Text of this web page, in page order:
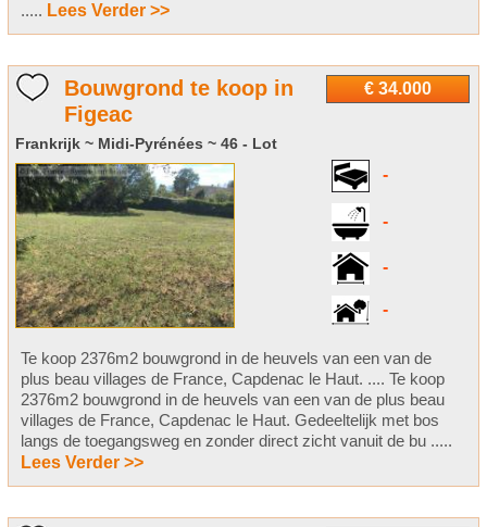
..... Lees Verder >>
€ 34.000
Bouwgrond te koop in
Figeac
Frankrijk ~ Midi-Pyrénées ~ 46 - Lot
-
-
-
-
Te koop 2376m2 bouwgrond in de heuvels van een van de
plus beau villages de France, Capdenac le Haut. .... Te koop
2376m2 bouwgrond in de heuvels van een van de plus beau
villages de France, Capdenac le Haut. Gedeeltelijk met bos
langs de toegangsweg en zonder direct zicht vanuit de bu .....
Lees Verder >>